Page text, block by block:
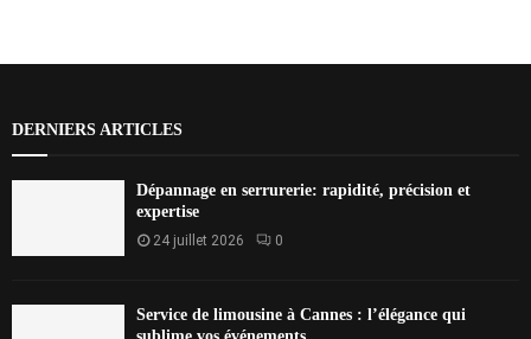
DERNIERS ARTICLES
Dépannage en serrurerie: rapidité, précision et
expertise
24 juillet 2026 0
Service de limousine à Cannes : l’élégance qui